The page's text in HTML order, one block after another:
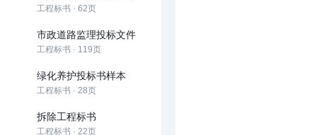
工程标书 · 62页
市政道路监理投标文件
工程标书 · 119页
绿化养护投标书样本
工程标书 · 28页
拆除工程标书
工程标书 · 22页